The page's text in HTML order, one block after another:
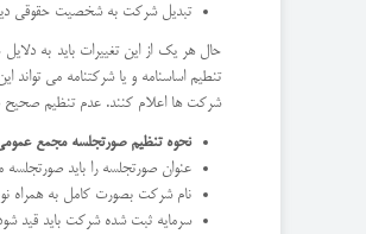
تبدیل شرکت به شخصیت حقوقی
حال هر یک از این تغییرات باید به
تنطیم اساسنامه و یا شرکتنامه می
شرکت ها اعلام کنند. عدم تنظیم صحیح
نحوه تنظیم صورتجلسه مجمع عمومی
عنوان صورتجلسه را باید
نام شرکت بصورت کامل به همراه
سرمایه ثبت شده شرکت باید قید